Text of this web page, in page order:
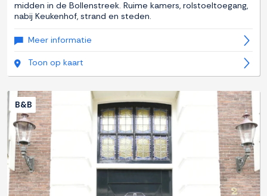
midden in de Bollenstreek. Ruime kamers, rolstoeltoegang,
nabij Keukenhof, strand en steden.
Meer informatie
Toon op kaart
B&B